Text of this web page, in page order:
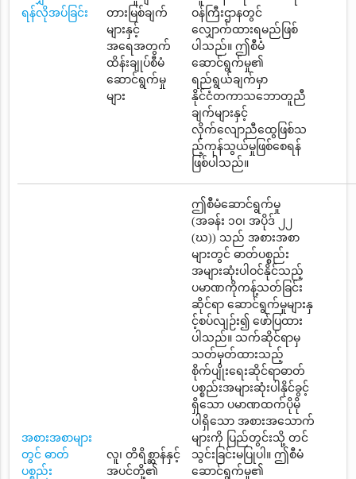
ရန်လိုအပ်ခြင်း
တားမြစ်ချက်
များနှင့်
အရေအတွက်
ထိန်းချုပ်စီမံ
ဆောင်ရွက်မှု
များ
ဝန်ကြီးဌာနတွင်
လျှောက်ထားရမည်ဖြစ်
ပါသည်။ ဤစီမံ
ဆောင်ရွက်မှု၏
ရည်ရွယ်ချက်မှာ
နိုင်ငံတကာသဘောတူညီ
ချက်များနှင့်
လိုက်လျောညီထွေဖြစ်သ
ည့်ကုန်သွယ်မှုဖြစ်စေရန်
ဖြစ်ပါသည်။
အစားအစာများ
တွင် ဓာတ်
ပစ္စည်း
လူ၊ တိရိစ္ဆာန်နှင့်
အပင်တို့၏
ဤစီမံဆောင်ရွက်မှု
(အခန်း ၁၀၊ အပိုဒ် ၂၂
(ဃ)) သည် အစားအစာ
များတွင် ဓာတ်ပစ္စည်း
အများဆုံးပါဝင်နိုင်သည့်
ပမာဏကိုကန့်သတ်ခြင်း
ဆိုင်ရာ ဆောင်ရွက်မှုများနှ
င့်စပ်လျဉ်း၍ ဖော်ပြထား
ပါသည်။ သက်ဆိုင်ရာမှ
သတ်မှတ်ထားသည့်
စိုက်ပျိုးရေးဆိုင်ရာဓာတ်
ပစ္စည်းအများဆုံးပါနိုင်ခွင့်
ရှိသော ပမာဏထက်ပိုမို
ပါရှိသော အစားအသောက်
များကို ပြည်တွင်းသို့ တင်
သွင်းခြင်းမပြုပါ။ ဤစီမံ
ဆောင်ရွက်မှု၏